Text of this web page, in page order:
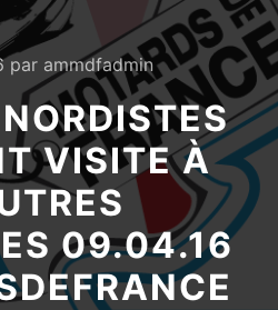
par ammdfadmin
VISITE À
09.04.16